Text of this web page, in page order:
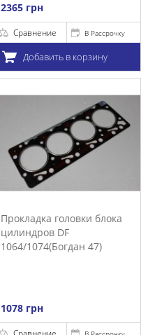
2365 грн
Сравнение В Рассрочку
Добавить в корзину
Прокладка головки блока
цилиндров DF
1064/1074(Богдан 47)
1078 грн